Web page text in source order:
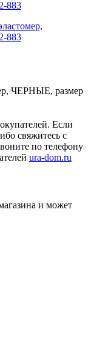
ЧЕРНЫЕ, размер
Если
свяжитесь с
по телефону
ura-dom.ru
и может